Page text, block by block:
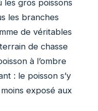
gros poissons
les branches
de véritables
de chasse
à l’ombre
: le poisson s’y
exposé aux